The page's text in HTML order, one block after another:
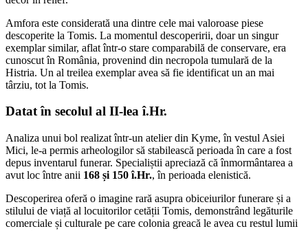
Amfora este considerată una dintre cele mai valoroase piese
descoperite la Tomis. La momentul descoperirii, doar un singur
exemplar similar, aflat într-o stare comparabilă de conservare, era
cunoscut în România, provenind din necropola tumulară de la
Histria. Un al treilea exemplar avea să fie identificat un an mai
târziu, tot la Tomis.
Datat în secolul al II-lea î.Hr.
Analiza unui bol realizat într-un atelier din Kyme, în vestul Asiei
Mici, le-a permis arheologilor să stabilească perioada în care a fost
depus inventarul funerar. Specialiștii apreciază că înmormântarea a
avut loc între anii 168 și 150 î.Hr., în perioada elenistică.
Descoperirea oferă o imagine rară asupra obiceiurilor funerare și a
stilului de viață al locuitorilor cetății Tomis, demonstrând legăturile
comerciale și culturale pe care colonia greacă le avea cu restul lumii